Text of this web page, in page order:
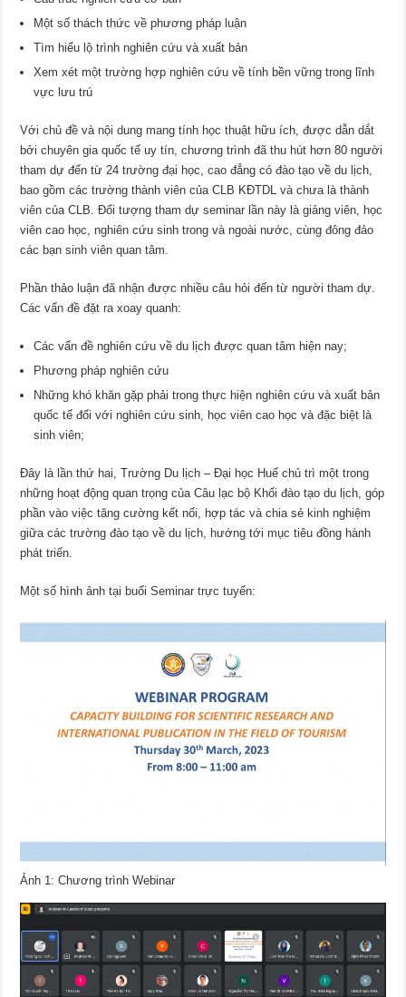
Một số thách thức về phương pháp luận
Tìm hiểu lộ trình nghiên cứu và xuất bản
Xem xét một trường hợp nghiên cứu về tính bền vững trong lĩnh
vực lưu trú
Với chủ đề và nội dung mang tính học thuật hữu ích, được dẫn dắt
bởi chuyên gia quốc tế uy tín, chương trình đã thu hút hơn 80 người
tham dự đến từ 24 trường đại học, cao đẳng có đào tạo về du lịch,
bao gồm các trường thành viên của CLB KĐTDL và chưa là thành
viên của CLB. Đối tượng tham dự seminar lần này là giảng viên, học
viên cao học, nghiên cứu sinh trong và ngoài nước, cùng đông đảo
các bạn sinh viên quan tâm.
Phần thảo luận đã nhận được nhiều câu hỏi đến từ người tham dự.
Các vấn đề đặt ra xoay quanh:
Các vấn đề nghiên cứu về du lịch được quan tâm hiện nay;
Phương pháp nghiên cứu
Những khó khăn gặp phải trong thực hiện nghiên cứu và xuất bản
quốc tế đối với nghiên cứu sinh, học viên cao học và đặc biệt là
sinh viên;
Đây là lần thứ hai, Trường Du lịch – Đại học Huế chủ trì một trong
những hoạt động quan trọng của Câu lạc bộ Khối đào tạo du lịch, góp
phần vào việc tăng cường kết nối, hợp tác và chia sẻ kinh nghiệm
giữa các trường đào tạo về du lịch, hướng tới mục tiêu đồng hành
phát triển.
Một số hình ảnh tại buổi Seminar trực tuyến:
Ảnh 1: Chương trình Webinar